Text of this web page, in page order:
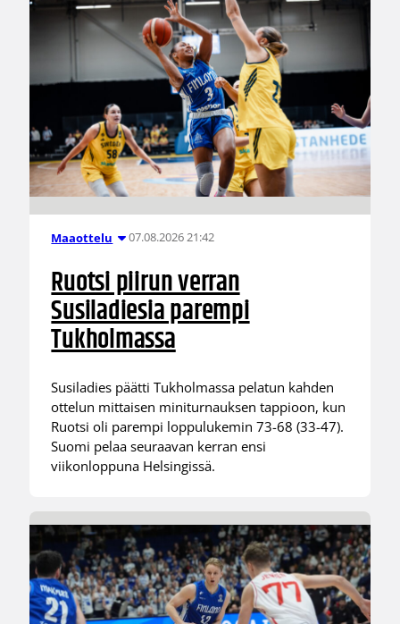
Maaottelu 07.08.2026 21:42
Ruotsi piirun verran
Susiladiesia parempi
Tukholmassa
Susiladies päätti Tukholmassa pelatun kahden
ottelun mittaisen miniturnauksen tappioon, kun
Ruotsi oli parempi loppulukemin 73-68 (33-47).
Suomi pelaa seuraavan kerran ensi
viikonloppuna Helsingissä.